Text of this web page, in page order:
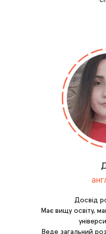
Досвід
Має вищу освіту,
Веде загальний